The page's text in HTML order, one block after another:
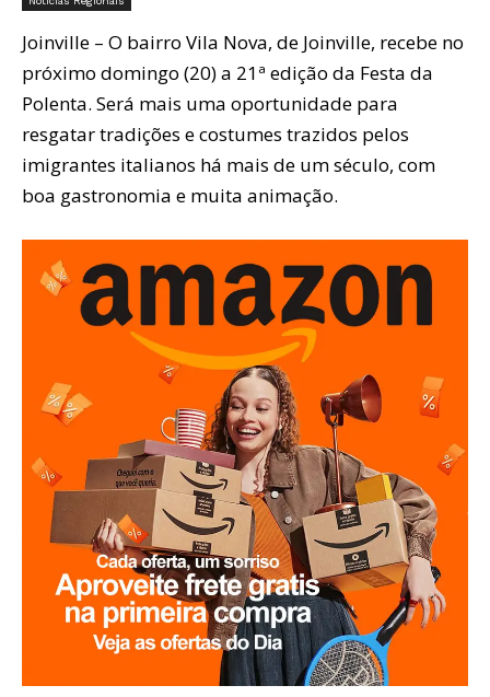
Joinville – O bairro Vila Nova, de Joinville, recebe no
próximo domingo (20) a 21ª edição da Festa da
Polenta. Será mais uma oportunidade para
resgatar tradições e costumes trazidos pelos
imigrantes italianos há mais de um século, com
boa gastronomia e muita animação.